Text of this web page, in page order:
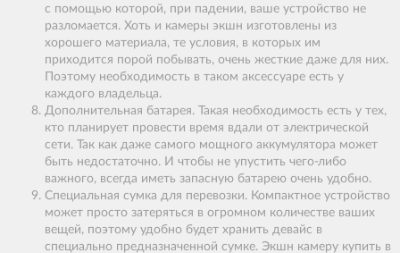
с помощью которой, при падении, ваше устройство не
разломается. Хоть и камеры экшн изготовлены из
хорошего материала, те условия, в которых им
приходится порой побывать, очень жесткие даже для них.
Поэтому необходимость в таком аксессуаре есть у
каждого владельца.
Дополнительная батарея. Такая необходимость есть у тех,
кто планирует провести время вдали от электрической
сети. Так как даже самого мощного аккумулятора может
быть недостаточно. И чтобы не упустить чего-либо
важного, всегда иметь запасную батарею очень удобно.
Специальная сумка для перевозки. Компактное устройство
может просто затеряться в огромном количестве ваших
вещей, поэтому удобно будет хранить девайс в
специально предназначенной сумке. Экшн камеру купить в